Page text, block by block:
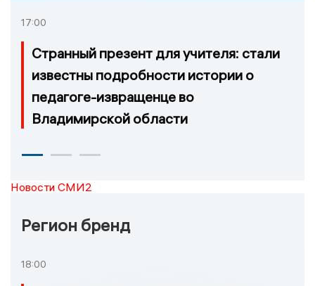
17:00
Странный презент для учителя: стали
известны подробности истории о
педагоге-извращенце во
Владимирской области
Новости СМИ2
Регион бренд
18:00